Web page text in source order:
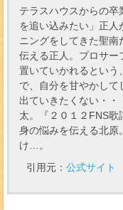
テラスハウスからの卒
を追い込みたい」正人
ニングをしてきた聖
伝える正人。プロサー
置いていかれるという
で、自分を甘やかして
出ていきたくない・・
太。『２０１２FNS歌
身の悩みを伝える北原
け…。
引用元： 公式サイト